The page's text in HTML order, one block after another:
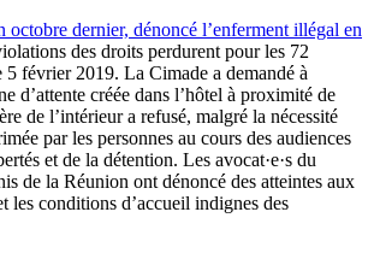
octobre dernier, dénoncé l’enferment illégal en
des droits perdurent pour les 72
5 février 2019. La Cimade a demandé à
d’attente créée dans l’hôtel à proximité de
de l’intérieur a refusé, malgré la nécessité
par les personnes au cours des audiences
et de la détention. Les avocat·e·s du
de la Réunion ont dénoncé des atteintes aux
les conditions d’accueil indignes des